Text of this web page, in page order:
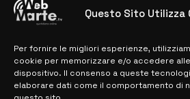
Questo Sito Utilizza
Per fornire le migliori esperienze,
cookie per memorizzare e/o accedere
dispositivo. Il consenso a queste
elaborare dati come il comportamento di
MAPPA DEL SITO
> NOTIZIE